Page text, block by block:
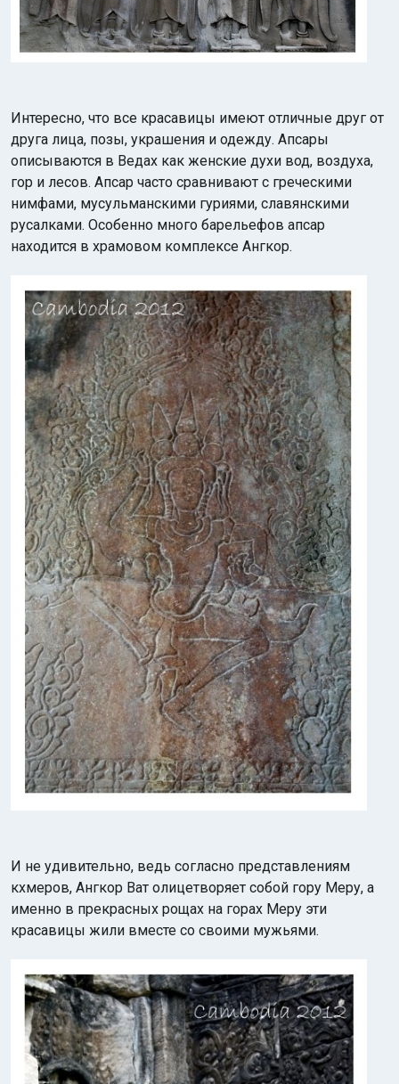
Интересно, что все красавицы имеют отличные друг от
друга лица, позы, украшения и одежду. Апсары
описываются в Ведах как женские духи вод, воздуха,
гор и лесов. Апсар часто сравнивают с греческими
нимфами, мусульманскими гуриями, славянскими
русалками. Особенно много барельефов апсар
находится в храмовом комплексе Ангкор.
И не удивительно, ведь согласно представлениям
кхмеров, Ангкор Ват олицетворяет собой гору Меру, а
именно в прекрасных рощах на горах Меру эти
красавицы жили вместе со своими мужьями.